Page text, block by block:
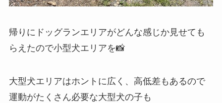
帰りにドッグランエリアがどんな感じか見せても
らえたので小型犬エリアを📸
大型犬エリアはホントに広く、高低差もあるので
運動がたくさん必要な大型犬の子も